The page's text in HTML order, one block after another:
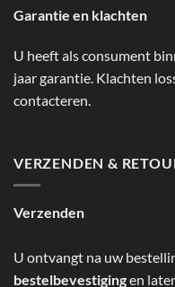
Garantie en klachten
U heeft als consument
jaar garantie. Klachten
contacteren.
VERZENDEN &
Verzenden
U ontvangt na uw
bestelbevestigingen